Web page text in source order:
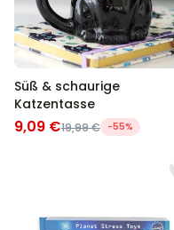
Süß & schaurige
Katzentasse
9,09 €19,99 € -55%